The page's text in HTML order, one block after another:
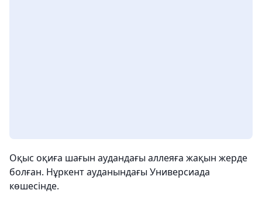
Оқыс оқиға шағын аудандағы аллеяға жақын жерде
болған. Нұркент ауданындағы Универсиада
көшесінде.